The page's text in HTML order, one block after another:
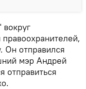
вокруг
Он отправился
мэр Андрей
отправиться